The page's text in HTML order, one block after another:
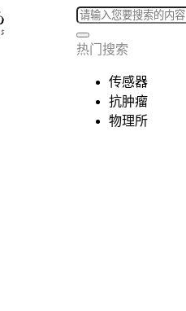
热门搜索
传感器
抗肿瘤
物理所